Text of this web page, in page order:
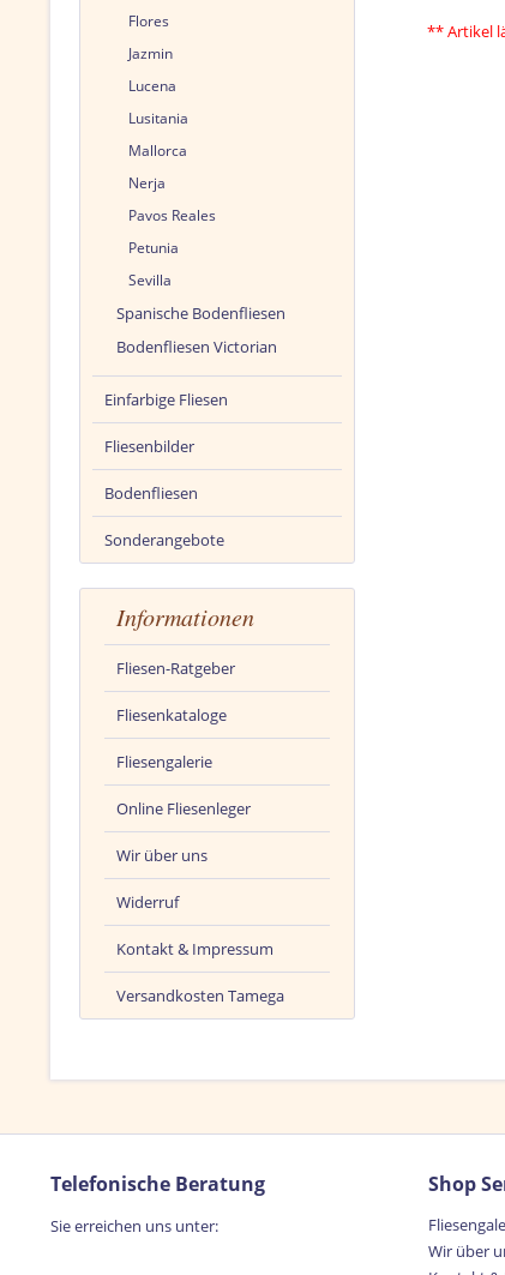
Flores
Jazmin
Lucena
Lusitania
Mallorca
Nerja
Pavos Reales
Petunia
Sevilla
Spanische Bodenfliesen
Bodenfliesen Victorian
Einfarbige Fliesen
Fliesenbilder
Bodenfliesen
Sonderangebote
Informationen
Fliesen-Ratgeber
Fliesenkataloge
Fliesengalerie
Online Fliesenleger
Wir über uns
Widerruf
Kontakt & Impressum
Versandkosten Tamega
** Artikel
Telefonische Beratung
Sie erreichen uns unter:
Shop
Wir über